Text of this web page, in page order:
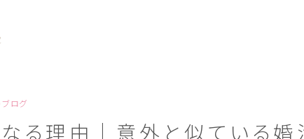
ログ
なる理由｜意外と似ている